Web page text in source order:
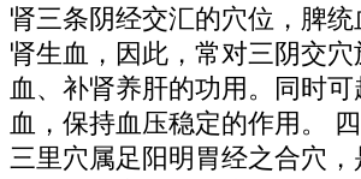
肾三条阴经交汇的穴位，脾统
肾生血，因此，常对三阴交
血、补肾养肝的功用。同时
血，保持血压稳定的作用。
三里穴属足阳明胃经之合穴